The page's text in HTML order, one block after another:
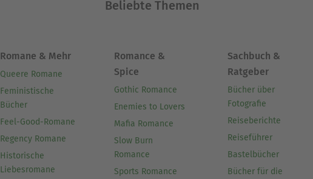
Beliebte Themen
Romane & Mehr
Queere Romane
Feministische
Bücher
Feel-Good-Romane
Regency Romane
Historische
Liebesromane
Romance &
Spice
Gothic Romance
Enemies to Lovers
Mafia Romance
Slow Burn
Romance
Sports Romance
Sachbuch &
Ratgeber
Bücher über
Fotografie
Reiseberichte
Reiseführer
Bastelbücher
Bücher für die